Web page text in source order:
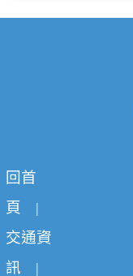
回首
頁 |
交通資
訊 |